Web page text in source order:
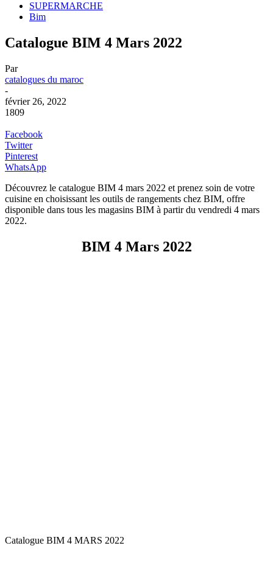
SUPERMARCHE
Bim
Catalogue BIM 4 Mars 2022
Par
catalogues du maroc
-
février 26, 2022
1809
Facebook
Twitter
Pinterest
WhatsApp
Découvrez le catalogue BIM 4 mars 2022 et prenez soin de votre
cuisine en choisissant les outils de rangements chez BIM, offre
disponible dans tous les magasins BIM à partir du vendredi 4 mars
2022.
BIM 4 Mars 2022
Catalogue BIM 4 MARS 2022